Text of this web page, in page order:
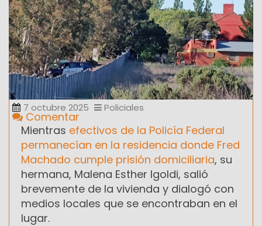
7 octubre 2025 Policiales
Comentar
Mientras efectivos de la Policía Federal
permanecían en la residencia donde Fred
Machado cumple prisión domiciliaria, su
hermana, Malena Esther Igoldi, salió
brevemente de la vivienda y dialogó con
medios locales que se encontraban en el
lugar.